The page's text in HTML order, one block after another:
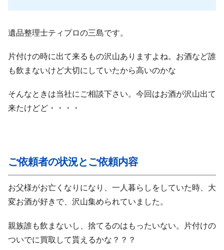
遺品整理士ティプロの三島です。
片付けの時に出て来るもの沢山ありますよね。お酒など誰
も飲まないけど大切にしていたから高いのかな
そんなときは当社にご相談下さい。今回はお酒が沢山出て
来たけどど・・・・
ご依頼者の状況とご依頼内容
お父様がお亡くなりになり、一人暮らしをしていた時、大
変お酒が好きで、沢山集められていました。
親族誰も飲まないし、捨てるのはもったいない。片付けの
ついでに買取して貰えるかな？？？